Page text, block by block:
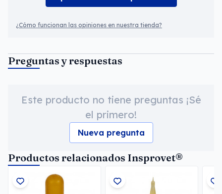
¿Cómo funcionan las opiniones en nuestra tienda?
Preguntas y respuestas
Este producto no tiene preguntas ¡Sé
el primero!
Nueva pregunta
Productos relacionados Insprovet®